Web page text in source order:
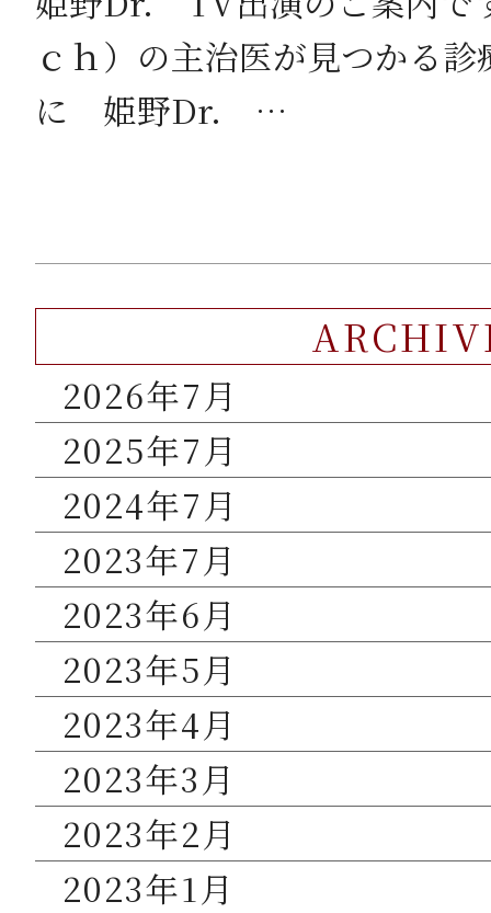
ｃｈ）の主治医が見つかる
に 姫野Dr. …
2026年7月
2025年7月
2024年7月
2023年7月
2023年6月
2023年5月
2023年4月
2023年3月
2023年2月
2023年1月